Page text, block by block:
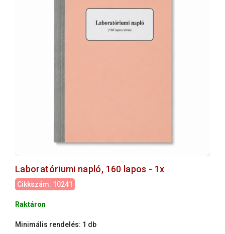
Laboratóriumi napló, 160 lapos - 1x
Cikkszám: 10241
Raktáron
Minimális rendelés: 1 db